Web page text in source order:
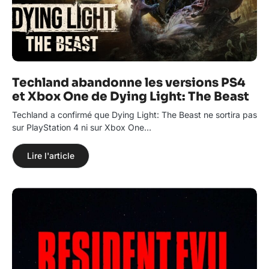
Techland abandonne les versions PS4
et Xbox One de Dying Light: The Beast
Techland a confirmé que Dying Light: The Beast ne sortira pas
sur PlayStation 4 ni sur Xbox One…
Lire l'article